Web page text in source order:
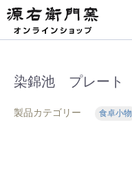
染錦池 プレート
製品カテゴリー 食卓小物